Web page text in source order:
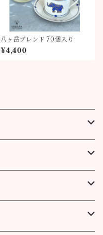
八ヶ岳ブレンド 70個入り
¥4,400